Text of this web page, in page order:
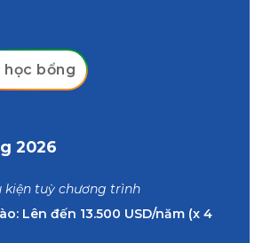
bổng
2026
kiện tuỳ chương trình
Lên đến 13.500 USD/năm (x 4